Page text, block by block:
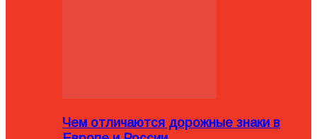
Чем отличаются дорожные знаки в